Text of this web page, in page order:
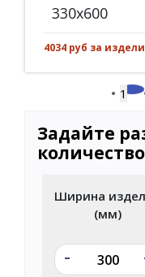
330x600
4034 руб за
1
Задайте
количество
Ширина
(мм)
-